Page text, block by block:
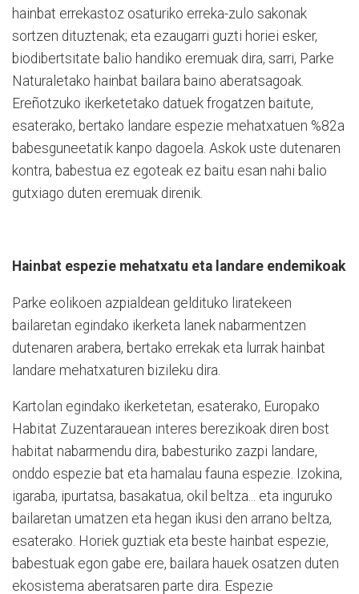
hainbat errekastoz osaturiko erreka-zulo sakonak
sortzen dituztenak; eta ezaugarri guzti horiei esker,
biodibertsitate balio handiko eremuak dira, sarri, Parke
Naturaletako hainbat bailara baino aberatsagoak.
Ereñotzuko ikerketetako datuek frogatzen baitute,
esaterako, bertako landare espezie mehatxatuen %82a
babesguneetatik kanpo dagoela. Askok uste dutenaren
kontra, babestua ez egoteak ez baitu esan nahi balio
gutxiago duten eremuak direnik.
Hainbat espezie mehatxatu eta landare endemikoak
Parke eolikoen azpialdean geldituko liratekeen
bailaretan egindako ikerketa lanek nabarmentzen
dutenaren arabera, bertako errekak eta lurrak hainbat
landare mehatxaturen bizileku dira.
Kartolan egindako ikerke­tetan, esaterako, Europako
Habitat Zuzentarauean interes berezikoak diren bost
habitat nabarmendu dira, babesturiko zazpi landare,
onddo espezie bat eta hamalau fauna espezie. Izokina,
igaraba, ipurtatsa, basakatua, okil beltza... eta inguruko
bailaretan umatzen eta hegan ikusi den arrano beltza,
esaterako. Horiek guztiak eta beste hainbat espezie,
babestuak egon gabe ere, bailara hauek osatzen duten
ekosistema aberatsaren parte dira. Espezie